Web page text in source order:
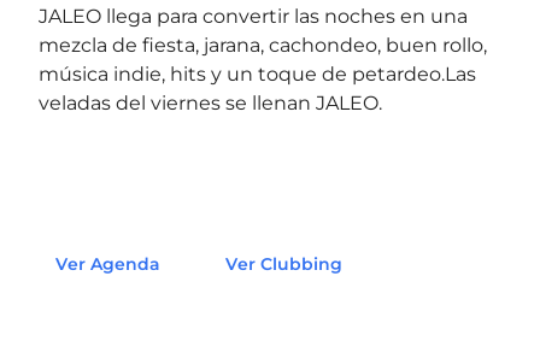
JALEO llega para convertir las noches en una
mezcla de fiesta, jarana, cachondeo, buen rollo,
música indie, hits y un toque de petardeo.Las
veladas del viernes se llenan JALEO.
Ver Agenda Ver Clubbing